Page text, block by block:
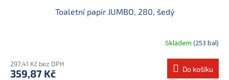
Toaletní papír JUMBO, 280, šedý
Skladem (253 bal)
297,41 Kč bez DPH
359,87 Kč Do košíku